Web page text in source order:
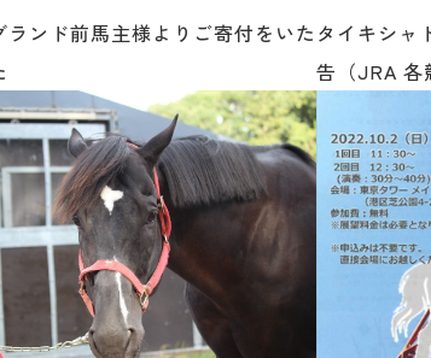
ランド前馬主様よりご寄付をいた タイキシ
告（JRA 各